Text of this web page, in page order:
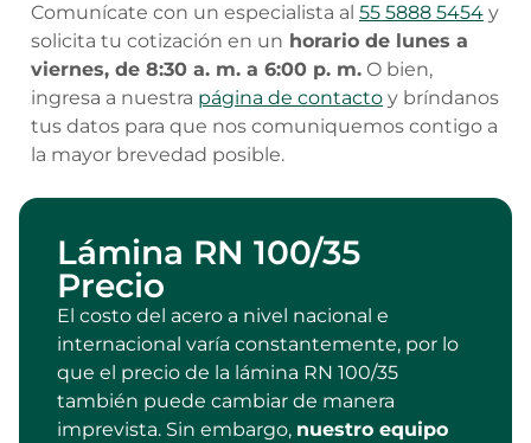
Comunícate con un especialista al 55 5888 5454 y
solicita tu cotización en un horario de lunes a
viernes, de 8:30 a. m. a 6:00 p. m. O bien,
ingresa a nuestra página de contacto y bríndanos
tus datos para que nos comuniquemos contigo a
la mayor brevedad posible.
Lámina RN 100/35
Precio
El costo del acero a nivel nacional e
internacional varía constantemente, por lo
que el precio de la lámina RN 100/35
también puede cambiar de manera
imprevista. Sin embargo, nuestro equipo